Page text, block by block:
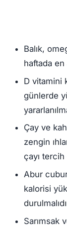
Balık,
haftada
D vitamini
günlerde
Çay ve
zengin
çayı
Abur cubur
kalorisi
Sarımsak